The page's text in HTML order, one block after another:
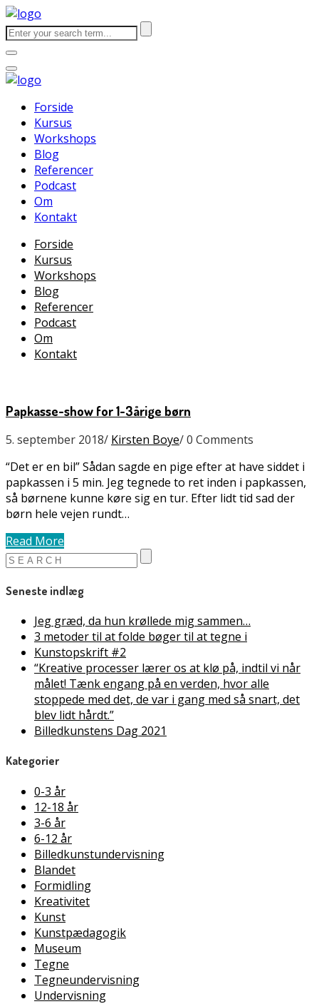
Forside
Kursus
Workshops
Blog
Referencer
Podcast
Om
Kontakt
Forside
Kursus
Workshops
Blog
Referencer
Podcast
Om
Kontakt
Papkasse-show for 1-3årige børn
5. september 2018/ Kirsten Boye/0 Comments
“Det er en bil” Sådan sagde en pige efter at have siddet i
papkassen i 5 min. Jeg tegnede to ret inden i papkassen,
så børnene kunne køre sig en tur. Efter lidt tid sad der
børn hele vejen rundt…
Read More
Seneste indlæg
Jeg græd, da hun krøllede mig sammen…
3 metoder til at folde bøger til at tegne i
Kunstopskrift #2
“Kreative processer lærer os at klø på, indtil vi når
målet! Tænk engang på en verden, hvor alle
stoppede med det, de var i gang med så snart, det
blev lidt hårdt.”
Billedkunstens Dag 2021
Kategorier
0-3 år
12-18 år
3-6 år
6-12 år
Billedkunstundervisning
Blandet
Formidling
Kreativitet
Kunst
Kunstpædagogik
Museum
Tegne
Tegneundervisning
Undervisning